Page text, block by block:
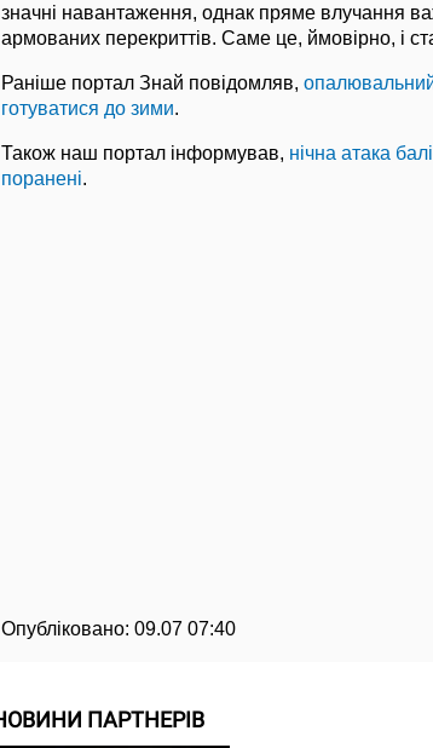
значні навантаження, однак пряме влучання
армованих перекриттів. Саме це, ймовірно, і
Раніше портал Знай повідомляв, опалювальний
готуватися до зими.
Також наш портал інформував, нічна атака
поранені.
Опубліковано: 09.07 07:40